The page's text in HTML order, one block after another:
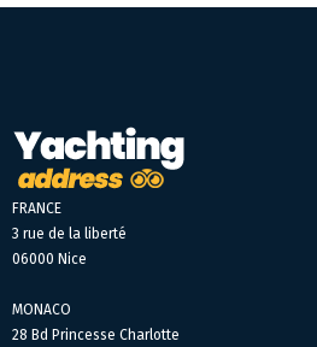
FRANCE
3 rue de la liberté
06000 Nice
MONACO
28 Bd Princesse Charlotte